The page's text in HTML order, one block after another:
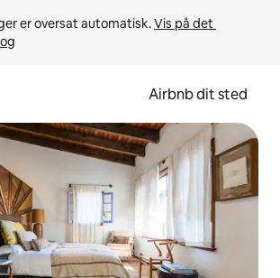
er oversat automatisk. Vis på det
Airbnb dit sted